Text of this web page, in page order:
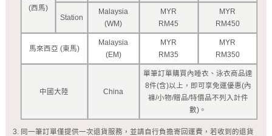
(西馬)
Station
Malaysia
(WM)
MYR
RM45
MYR
RM450
馬來西亞 (東馬)
Malaysia
(EM)
MYR
RM35
MYR
RM350
中國大陸 China
單筆訂單購買內睡衣、泳衣商品達
8件(含)以上，即可享免運優惠(內
褲/小物/贈品/特價品不列入計件
數)。
同一筆訂單僅提供一次退貨服務，並請自行負擔寄回運費，若收到的退貨